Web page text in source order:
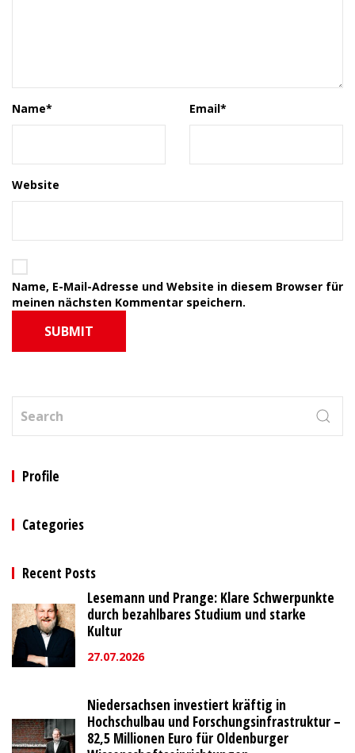
Name* Email*
Website
Name, E-Mail-Adresse und Website in diesem Browser für
meinen nächsten Kommentar speichern.
SUBMIT
Profile
Categories
Recent Posts
Lesemann und Prange: Klare Schwerpunkte
durch bezahlbares Studium und starke
Kultur
27.07.2026
Niedersachsen investiert kräftig in
Hochschulbau und Forschungsinfrastruktur –
82,5 Millionen Euro für Oldenburger